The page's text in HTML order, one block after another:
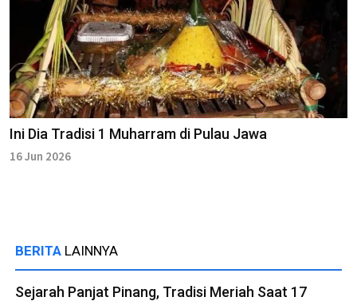
Ini Dia Tradisi 1 Muharram di Pulau Jawa
16 Jun 2026
BERITA LAINNYA
Sejarah Panjat Pinang, Tradisi Meriah Saat 17